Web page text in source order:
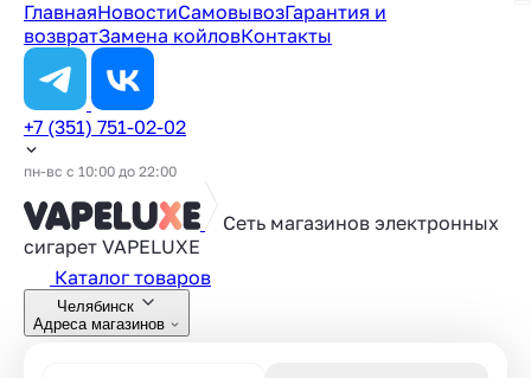
ГлавнаяНовостиСамовывозГарантия и
возвратЗамена койловКонтакты
+7 (351) 751-02-02
пн-вс с 10:00 до 22:00
Сеть магазинов электронных
сигарет VAPELUXE
Каталог товаров
Челябинск
Адреса магазинов